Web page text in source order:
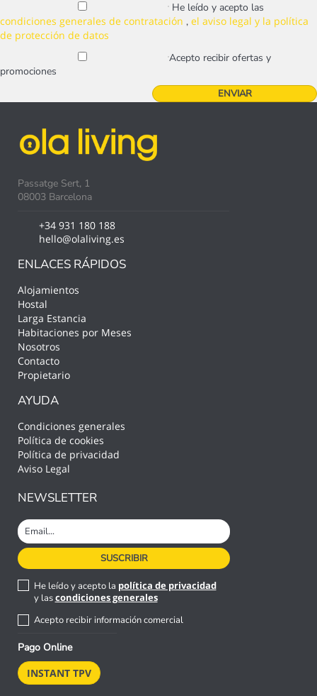
He leído y acepto las
condiciones generales de contratación , el aviso legal y la política
de protección de datos
Acepto recibir ofertas y
promociones
Passatge Sert, 1
08003 Barcelona
+34 931 180 188
hello@olaliving.es
ENLACES RÁPIDOS
Alojamientos
Hostal
Larga Estancia
Habitaciones por Meses
Nosotros
Contacto
Propietario
AYUDA
Condiciones generales
Política de cookies
Política de privacidad
Aviso Legal
NEWSLETTER
He leído y acepto la política de privacidad
y lascondiciones generales
Acepto recibir información comercial
Pago Online
INSTANT TPV